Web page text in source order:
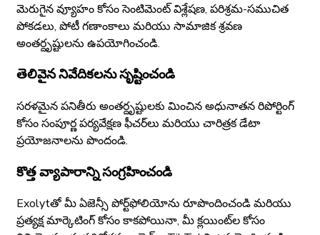
మెరుగైన వ్యూహం కోసం సెంటిమెంట్ విశ్లేషణ, పరిశ్రమ-సముచిత
పోకడలు, పోటీ గణాంకాలు మరియు సామాజిక శ్రవణ
అంతర్దృష్టులను ఉపయోగించండి.
తెలివైన నివేదికలను సృష్టించండి
సరళమైన పనితీరు అంతర్దృష్టులకు మించిన అధునాతన రిపోర్టింగ్
కోసం సంపూర్ణ పర్యవేక్షణ ఫీచర్‌లు మరియు చారిత్రక డేటా
ప్రయోజనాలను పొందండి.
కొత్త వ్యాపారాన్ని సంగ్రహించండి
Exolytతో మీ ఏజెన్సీ పోర్ట్‌ఫోలియోను రూపొందించండి మరియు
ప్రత్యక్ష మార్కెటింగ్ కోసం కాకపోయినా, మీ క్లయింట్‌ల కోసం